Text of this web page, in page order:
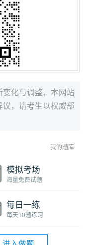
化与调整，本网站
，请考生以权威部
我的题库
模拟考场
海量免费试题
每日一练
每天10题练习